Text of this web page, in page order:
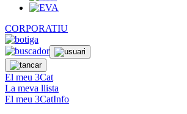
CORPORATIU
El meu 3Cat
La meva llista
El meu 3CatInfo